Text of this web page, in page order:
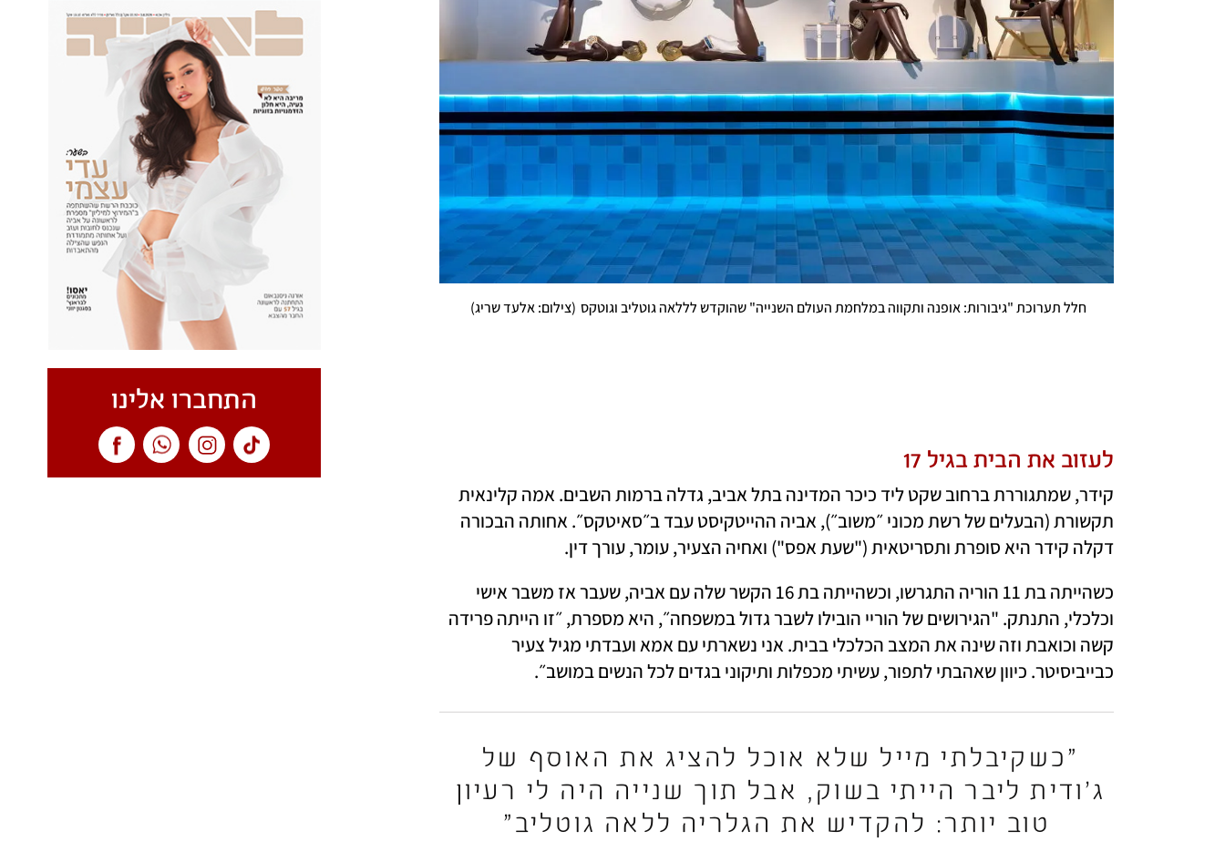
חלל תערוכת "גיבורות: אופנה ותקווה במלחמת העולם השנייה" שהוקדש לללאה גוטליב וגוטקס (צילום: אלעד שריג)
לעזוב את הבית בגיל 17
דקלה קידר היא סופרת ותסריטאית ("שעת אפס") ואחיה הצעיר, עומר, עורך דין.
כבייביסיטר. כיוון שאהבתי לתפור, עשיתי מכפלות ותיקוני בגדים לכל הנשים במושב״.
טוב יותר: להקדיש את הגלריה ללאה גוטליב"